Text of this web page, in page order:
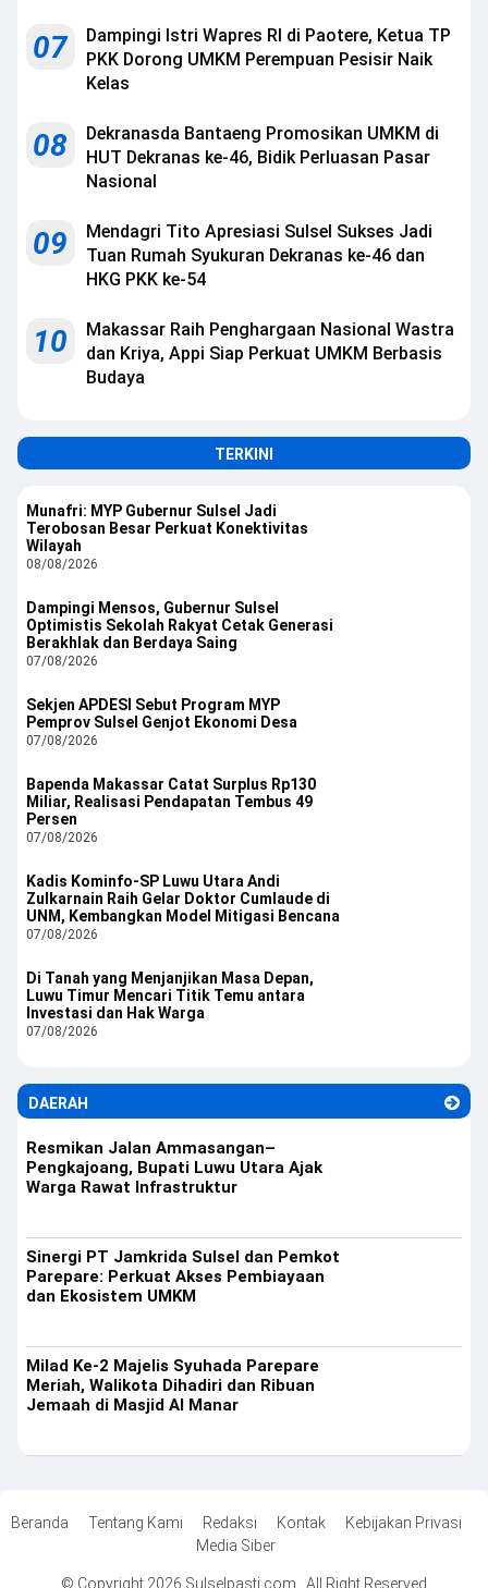
07
Dampingi Istri Wapres RI di Paotere, Ketua TP
PKK Dorong UMKM Perempuan Pesisir Naik
Kelas
08
Dekranasda Bantaeng Promosikan UMKM di
HUT Dekranas ke-46, Bidik Perluasan Pasar
Nasional
09
Mendagri Tito Apresiasi Sulsel Sukses Jadi
Tuan Rumah Syukuran Dekranas ke-46 dan
HKG PKK ke-54
10
Makassar Raih Penghargaan Nasional Wastra
dan Kriya, Appi Siap Perkuat UMKM Berbasis
Budaya
TERKINI
Munafri: MYP Gubernur Sulsel Jadi
Terobosan Besar Perkuat Konektivitas
Wilayah
08/08/2026
Dampingi Mensos, Gubernur Sulsel
Optimistis Sekolah Rakyat Cetak Generasi
Berakhlak dan Berdaya Saing
07/08/2026
Sekjen APDESI Sebut Program MYP
Pemprov Sulsel Genjot Ekonomi Desa
07/08/2026
Bapenda Makassar Catat Surplus Rp130
Miliar, Realisasi Pendapatan Tembus 49
Persen
07/08/2026
Kadis Kominfo-SP Luwu Utara Andi
Zulkarnain Raih Gelar Doktor Cumlaude di
UNM, Kembangkan Model Mitigasi Bencana
07/08/2026
Di Tanah yang Menjanjikan Masa Depan,
Luwu Timur Mencari Titik Temu antara
Investasi dan Hak Warga
07/08/2026
DAERAH
Resmikan Jalan Ammasangan–
Pengkajoang, Bupati Luwu Utara Ajak
Warga Rawat Infrastruktur
Sinergi PT Jamkrida Sulsel dan Pemkot
Parepare: Perkuat Akses Pembiayaan
dan Ekosistem UMKM
Milad Ke-2 Majelis Syuhada Parepare
Meriah, Walikota Dihadiri dan Ribuan
Jemaah di Masjid Al Manar
Beranda Tentang Kami Redaksi Kontak
Kebijakan Privasi
Media Siber
© Copyright 2026 Sulselpasti.com . All Right Reserved